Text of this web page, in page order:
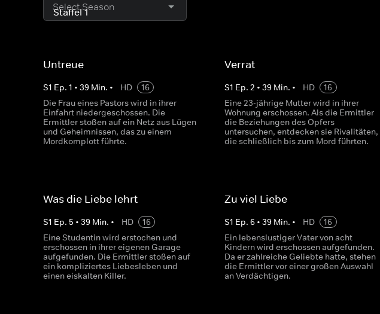
Select Season
Untreue
S1 Ep. 1 • 39 Min. • HD
16
Die Frau eines Pastors wird in ihrer
Einfahrt niedergeschossen. Die
Ermittler stoßen auf ein Netz aus Lügen
und Geheimnissen, das zu einem
Mordkomplott führte.
Verrat
S1 Ep.2 •39 Min. • HD
16
Eine 23-jährige Mutter wird in ihrer
Wohnung erschossen. Als die Ermittler
die Beziehungen des Opfers
untersuchen, entdecken sie Rivalitäten,
die schließlich bis zum Mord führten.
Was die Liebe lehrt
S1 Ep. 5 • 39 Min. • HD
16
Eine Studentin wird erstochen und
erschossen in ihrer eigenen Garage
aufgefunden. Die Ermittler stoßen auf
ein kompliziertes Liebesleben und
einen eiskalten Killer.
Zu viel Liebe
S1 Ep.6 •39 Min. • HD
16
Ein lebenslustiger Vater von acht
Kindern wird erschossen aufgefunden.
Da er zahlreiche Geliebte hatte, stehen
die Ermittler vor einer großen Auswahl
an Verdächtigen.